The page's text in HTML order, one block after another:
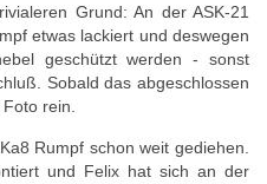
Grund: An der ASK-21
etwas lackiert und deswegen
geschützt werden - sonst
Sobald das abgeschlossen
rein.
Rumpf schon weit gediehen.
und Felix hat sich an der